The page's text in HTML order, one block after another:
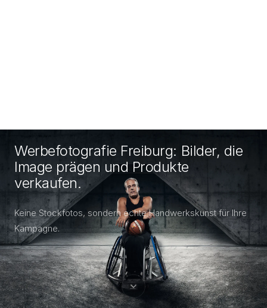
Werbefotografie Freiburg: Bilder, die
Image prägen und Produkte
verkaufen.
Keine Stockfotos, sondern echte Handwerkskunst für Ihre
Kampagne.